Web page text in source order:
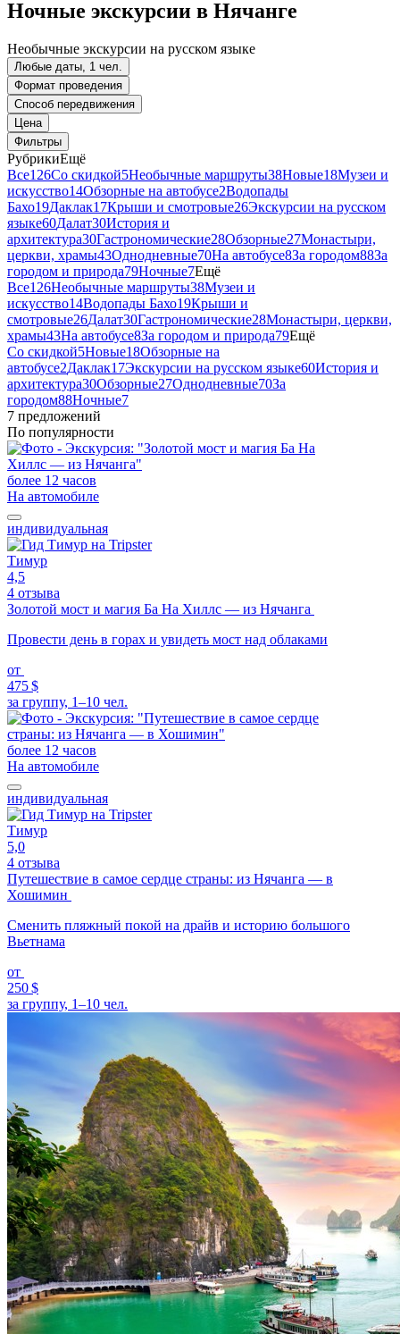
Ночные экскурсии в Нячанге
Необычные экскурсии на русском языке
Любые даты, 1 чел.
Формат проведения
Способ передвижения
Цена
Фильтры
РубрикиЕщё
Все126Со скидкой5Необычные маршруты38Новые18Музеи и
искусство14Обзорные на автобусе2Водопады
Бахо19Даклак17Крыши и смотровые26Экскурсии на русском
языке60Далат30История и
архитектура30Гастрономические28Обзорные27Монастыри,
церкви, храмы43Однодневные70На автобусе8За городом88За
городом и природа79Ночные7Ещё
Все126Необычные маршруты38Музеи и
искусство14Водопады Бахо19Крыши и
смотровые26Далат30Гастрономические28Монастыри, церкви,
храмы43На автобусе8За городом и природа79Ещё
Со скидкой5Новые18Обзорные на
автобусе2Даклак17Экскурсии на русском языке60История и
архитектура30Обзорные27Однодневные70За
городом88Ночные7
7 предложений
По популярности
более 12 часов
На автомобиле
индивидуальная
Тимур
4,5
4 отзыва
Золотой мост и магия Ба На Хиллс — из Нячанга
Провести день в горах и увидеть мост над облаками
от
475 $
за группу, 1–10 чел.
более 12 часов
На автомобиле
индивидуальная
Тимур
5,0
4 отзыва
Путешествие в самое сердце страны: из Нячанга — в
Хошимин
Сменить пляжный покой на драйв и историю большого
Вьетнама
от
250 $
за группу, 1–10 чел.